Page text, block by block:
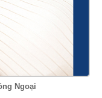
Ngoại